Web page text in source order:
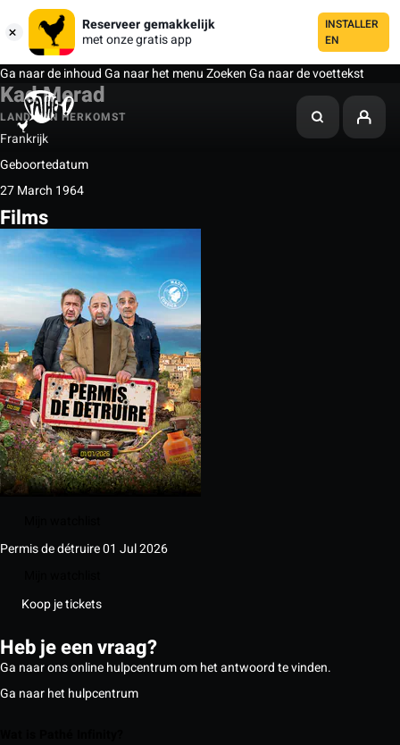
Reserveer gemakkelijk
met onze gratis app
INSTALLER
EN
Ga naar de inhoudGa naar het menuZoekenGa naar de voettekst
Kad Merad
LAND VAN HERKOMST
Frankrijk
Geboortedatum
27 March 1964
Films
Permis de détruire01 Jul 2026
Koop je tickets
Heb je een vraag?
Ga naar ons online hulpcentrum om het antwoord te vinden.
Ga naar het hulpcentrum